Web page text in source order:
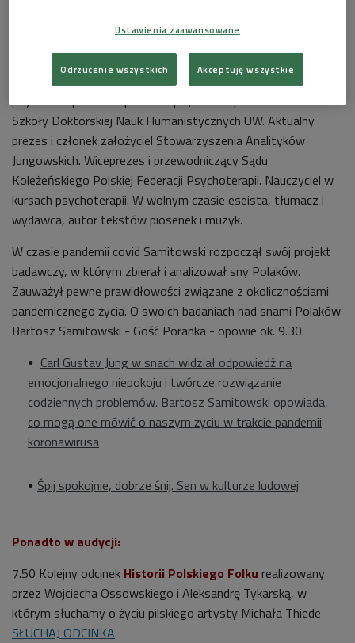
„Rzeczpospolita snów. Śnienie społeczne Polaków w latach
– absolwent IEiAK UW, analityk jungowski, certyfikowany
psychoterapeuta i superwizor psychoterapii. Doktorant
Szkoły Doktorskiej Nauk Humanistycznych UW. Aktualny
prezes i członek założyciel Stowarzyszenia Analityków
Jungowskich. Wiceprezes i przewodniczący Sądu
Koleżeńskiego Polskiej Federacji Psychoterapii. Nauczyciel w
kursach psychoterapii. W wolnym czasie eseista, tłumacz i
wydawca, autor tekstów piosenek i muzyk.
W czasie pandemii covid Samitowski rozpoczął swój projekt
badawczy, w którym zbierał i analizował sny Polaków.
Zauważył pewne prawidłowości związane z okolicznościami
pandemicznego życia. O swoich badaniach nad snami Polaków
Bartosz Samitowski - Gość Poranka - opowie ok. 9.30.
Carl Gustav Jung w snach widział odpowiedź na
emocjonalnego niepokoju i twórcze rozwiązanie
codziennych problemów. Bartosz Samitowski opowiada,
co mogą one mówić o naszym życiu w trakcie pandemii
koronawirusa
Śpij spokojnie, dobrze śnij. Sen w kulturze ludowej
Ponadto w audycji:
7.50 Kolejny odcinek Historii Polskiego Folku realizowany
przez Wojciecha Ossowskiego i Aleksandrę Tykarską, w
którym słuchamy o życiu pilskiego artysty Michała Thiede
SŁUCHAJ ODCINKA
Ustawienia zaawansowane
Odrzucenie wszystkich Akceptuję wszystkie